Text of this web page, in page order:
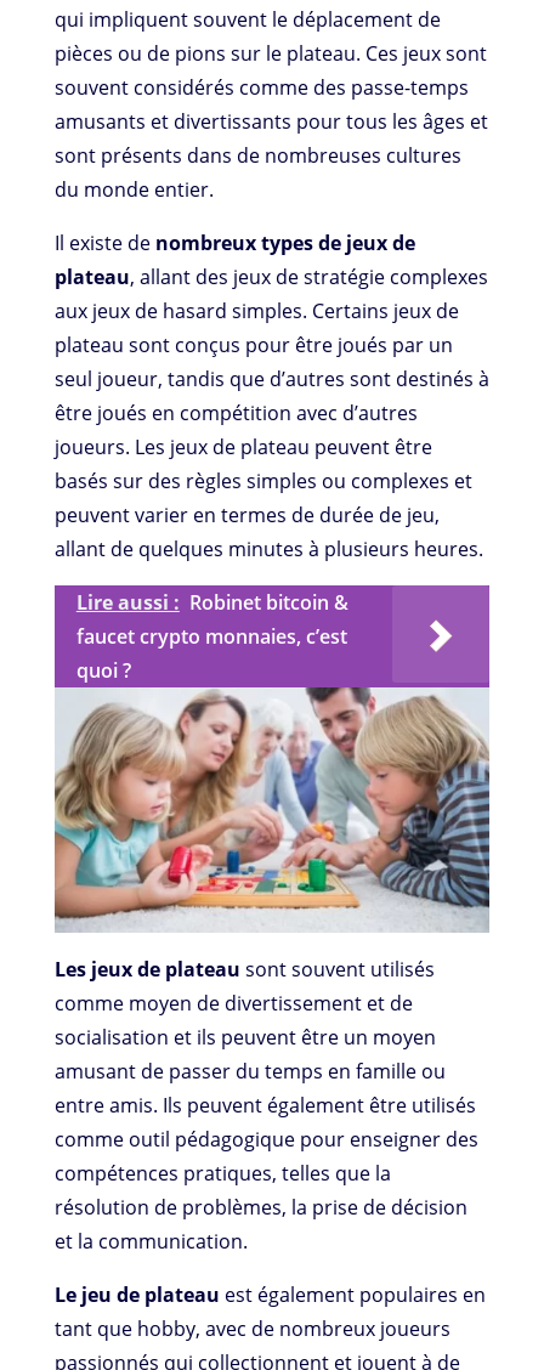
qui impliquent souvent le déplacement de
pièces ou de pions sur le plateau. Ces jeux sont
souvent considérés comme des passe-temps
amusants et divertissants pour tous les âges et
sont présents dans de nombreuses cultures
du monde entier.
Il existe de nombreux types de jeux de
plateau, allant des jeux de stratégie complexes
aux jeux de hasard simples. Certains jeux de
plateau sont conçus pour être joués par un
seul joueur, tandis que d’autres sont destinés à
être joués en compétition avec d’autres
joueurs. Les jeux de plateau peuvent être
basés sur des règles simples ou complexes et
peuvent varier en termes de durée de jeu,
allant de quelques minutes à plusieurs heures.
Lire aussi : Robinet bitcoin &
faucet crypto monnaies, c’est
quoi ?
Les jeux de plateau sont souvent utilisés
comme moyen de divertissement et de
socialisation et ils peuvent être un moyen
amusant de passer du temps en famille ou
entre amis. Ils peuvent également être utilisés
comme outil pédagogique pour enseigner des
compétences pratiques, telles que la
résolution de problèmes, la prise de décision
et la communication.
Le jeu de plateau est également populaires en
tant que hobby, avec de nombreux joueurs
passionnés qui collectionnent et jouent à de